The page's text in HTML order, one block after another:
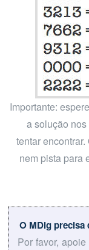
Importante:
a solução
tentar
nem pista para
O MDig precisa
Por favor,